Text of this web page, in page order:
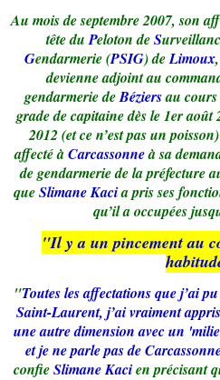
Au mois de septembre 2007, son
tête duPeloton deS
Gendarmerie (PSIG) deLimoux
devienne adjoint au
gendarmerie deBéziersau cours
grade de capitaine dès le 1er août
2012 (et ce n’est pas un
affecté àCarcassonneà sa
de gendarmerie de la préfecture
queSlimane Kacia pris ses
qu’il a occupées
"Il y a un pincement au
"Toutes les affectations que j’ai
Saint-Laurent, j’ai vraiment
une autre dimension avec un
et je ne parle pas de
confieSlimane Kacien précisant